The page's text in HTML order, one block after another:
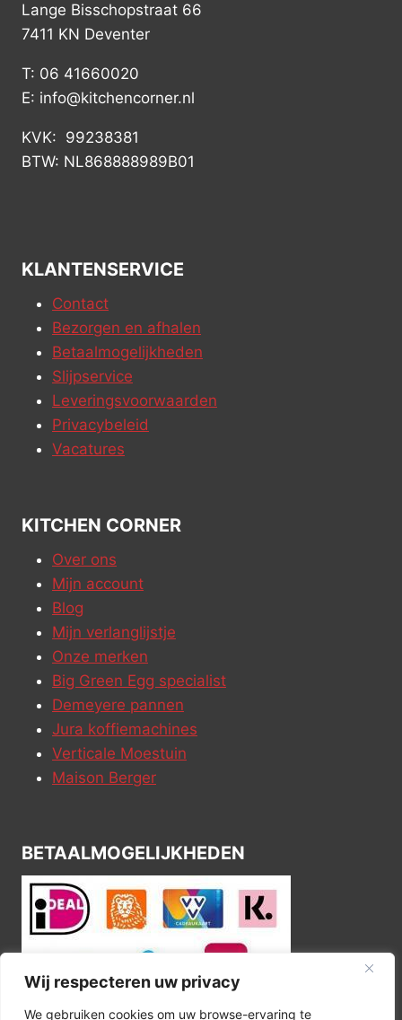
Wij respecteren uw privacy
We gebruiken cookies om uw browse-ervaring te
Lange Bisschopstraat 66
7411 KN Deventer
T: 06 41660020
E: info@kitchencorner.nl
KVK: 99238381
BTW: NL868888989B01
KLANTENSERVICE
Contact
Bezorgen en afhalen
Betaalmogelijkheden
Slijpservice
Leveringsvoorwaarden
Privacybeleid
Vacatures
KITCHEN CORNER
Over ons
Mijn account
Blog
Mijn verlanglijstje
Onze merken
Big Green Egg specialist
Demeyere pannen
Jura koffiemachines
Verticale Moestuin
Maison Berger
BETAALMOGELIJKHEDEN